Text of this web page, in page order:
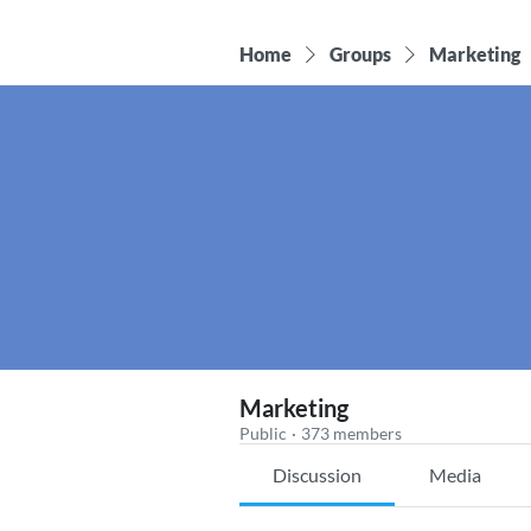
Home Groups Marketing
Marketing
Public · 373 members
Discussion Media